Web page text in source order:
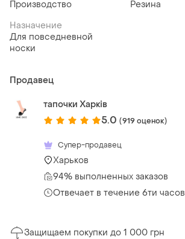
Производство
Резина
Назначение
Для повседневной
носки
Продавец
тапочки Харків
5.0 (919 оценок)
Супер-продавец
Харьков
94% выполненных заказов
Отвечает в течение 6ти часов
Защищаем покупки до 1 000 грн